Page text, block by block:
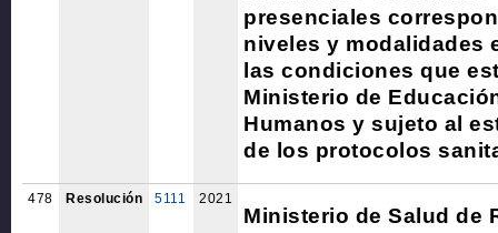
presenciales
niveles y modalidades
las condiciones que
Ministerio de
Humanos y sujeto al
de los protocolos
478 Resolución 5111 2021
Ministerio de Salud de